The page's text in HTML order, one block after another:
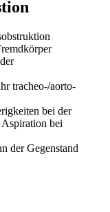
tracheo-/aorto-
bei der
bei
der Gegenstand